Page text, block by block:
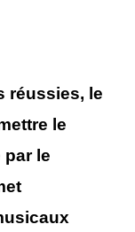
réussies, le
le
le